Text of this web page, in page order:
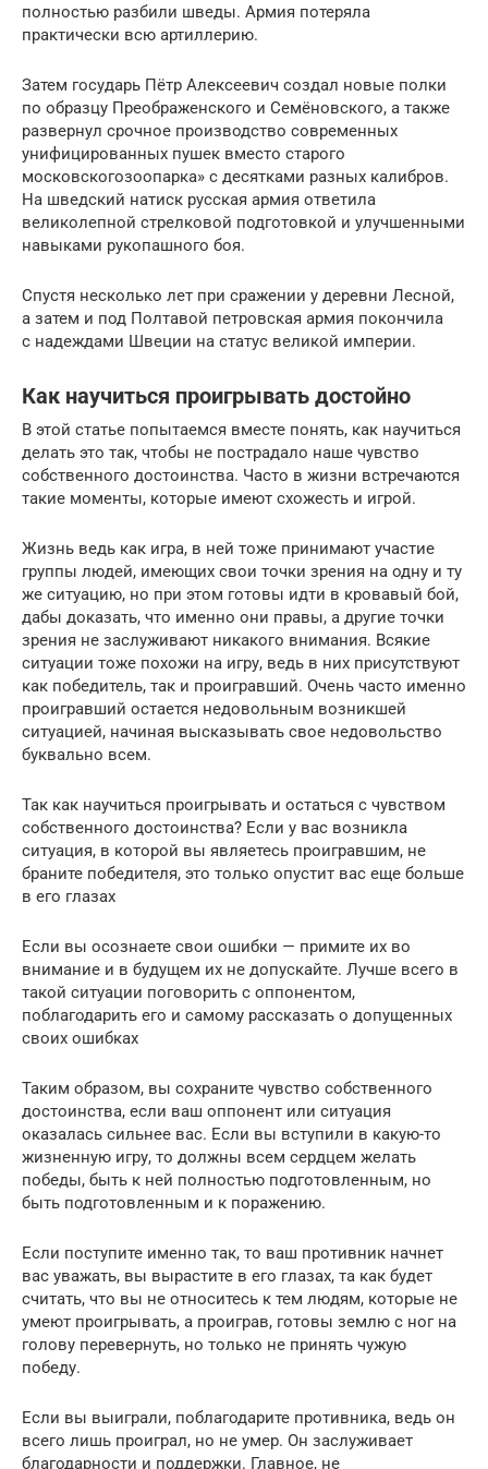
полностью разбили шведы. Армия потеряла
практически всю артиллерию.
Затем государь Пётр Алексеевич создал новые полки
по образцу Преображенского и Семёновского, а также
развернул срочное производство современных
унифицированных пушек вместо старого
московскогозоопарка» с десятками разных калибров.
На шведский натиск русская армия ответила
великолепной стрелковой подготовкой и улучшенными
навыками рукопашного боя.
Спустя несколько лет при сражении у деревни Лесной,
а затем и под Полтавой петровская армия покончила
с надеждами Швеции на статус великой империи.
Как научиться проигрывать достойно
В этой статье попытаемся вместе понять, как научиться
делать это так, чтобы не пострадало наше чувство
собственного достоинства. Часто в жизни встречаются
такие моменты, которые имеют схожесть и игрой.
Жизнь ведь как игра, в ней тоже принимают участие
группы людей, имеющих свои точки зрения на одну и ту
же ситуацию, но при этом готовы идти в кровавый бой,
дабы доказать, что именно они правы, а другие точки
зрения не заслуживают никакого внимания. Всякие
ситуации тоже похожи на игру, ведь в них присутствуют
как победитель, так и проигравший. Очень часто именно
проигравший остается недовольным возникшей
ситуацией, начиная высказывать свое недовольство
буквально всем.
Так как научиться проигрывать и остаться с чувством
собственного достоинства? Если у вас возникла
ситуация, в которой вы являетесь проигравшим, не
браните победителя, это только опустит вас еще больше
в его глазах
Если вы осознаете свои ошибки — примите их во
внимание и в будущем их не допускайте. Лучше всего в
такой ситуации поговорить с оппонентом,
поблагодарить его и самому рассказать о допущенных
своих ошибках
Таким образом, вы сохраните чувство собственного
достоинства, если ваш оппонент или ситуация
оказалась сильнее вас. Если вы вступили в какую-то
жизненную игру, то должны всем сердцем желать
победы, быть к ней полностью подготовленным, но
быть подготовленным и к поражению.
Если поступите именно так, то ваш противник начнет
вас уважать, вы вырастите в его глазах, та как будет
считать, что вы не относитесь к тем людям, которые не
умеют проигрывать, а проиграв, готовы землю с ног на
голову перевернуть, но только не принять чужую
победу.
Если вы выиграли, поблагодарите противника, ведь он
всего лишь проиграл, но не умер. Он заслуживает
благодарности и поддержки. Главное, не